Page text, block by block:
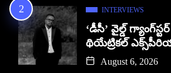
INTERVIEWS
‘డీసీ’ వైల్డ్
థియేట్రికల్
August 6, 2026